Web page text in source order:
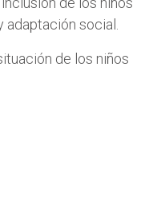
adaptación social.
de los niños